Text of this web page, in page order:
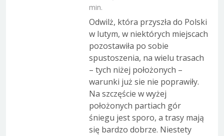
min.
Odwilż, która przyszła do Polski
w lutym, w niektórych miejscach
pozostawiła po sobie
spustoszenia, na wielu trasach
– tych niżej położonych –
warunki już sie nie poprawiły.
Na szczęście w wyżej
położonych partiach gór
śniegu jest sporo, a trasy mają
się bardzo dobrze. Niestety